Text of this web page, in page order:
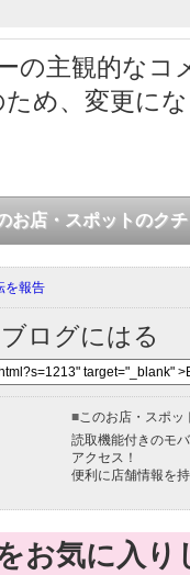
の主観的なコ
め、変更に
お店・スポットのク
を報告
ログにはる
■このお店・スポッ
読取機能付きのモ
アクセス！
便利に店舗情報を
お気に入